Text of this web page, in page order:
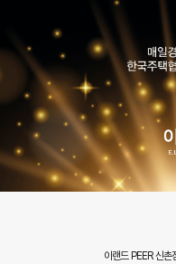
이랜드 PEER 신